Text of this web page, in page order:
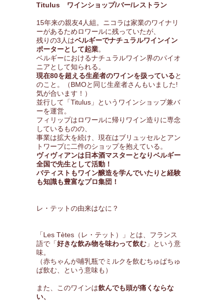
Titulus ワインショップ/バー/レストラン
15年来の親友4人組。ニコラは家業のワイナリ
ーがあるためロワールに残っていたが、
残りの3人はベルギーでナチュラルワインイン
ポーターとして起業。
ベルギーにおけるナチュラルワイン界のパイオ
ニアとして知られる。
現在80を超える生産者のワインを扱っていると
のこと。（BMOと同じ生産者さんもいました!
気が合います！）
並行して「Titulus」というワインショップ兼バ
ーを運営。
フィリップはロワールに帰りワイン造りに専念
しているものの、
事業は拡大を続け、現在はブリュッセルとアン
トワープに二件のショップを抱えている。
ヴィヴィアンは日本酒マスターとなりベルギー
全国で先生として活動！
バティストもワイン醸造を学んでいたりと経験
も知識も豊富なプロ集団！
レ・テットの由来はなに？
「Les Tètes（レ・テット）」とは、フランス
語で「好きな飲み物を味わって飲む 」という意
味。
（赤ちゃんが哺乳瓶でミルクを飲むちゅぱちゅ
ぱ飲む、という意味も）
また、このワインは飲んでも頭が痛くならな
い、